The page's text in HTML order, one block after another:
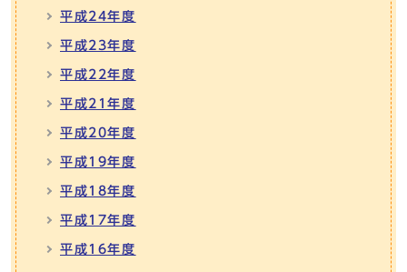
平成24年度
平成23年度
平成22年度
平成21年度
平成20年度
平成19年度
平成18年度
平成17年度
平成16年度